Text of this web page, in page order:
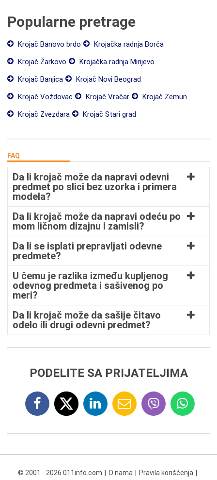
Popularne pretrage
Krojač Banovo brdo
Krojačka radnja Borča
Krojač Žarkovo
Krojačka radnja Mirijevo
Krojač Banjica
Krojač Novi Beograd
Krojač Voždovac
Krojač Vračar
Krojač Zemun
Krojač Zvezdara
Krojač Stari grad
FAQ
Da li krojač može da napravi odevni
predmet po slici bez uzorka i primera
modela?
Da li krojač može da napravi odeću po
mom ličnom dizajnu i zamisli?
Da li se isplati prepravljati odevne
predmete?
U čemu je razlika između kupljenog
odevnog predmeta i sašivenog po
meri?
Da li krojač može da sašije čitavo
odelo ili drugi odevni predmet?
PODELITE SA PRIJATELJIMA
© 2001 - 2026 011info.com O nama Pravila korišćenja